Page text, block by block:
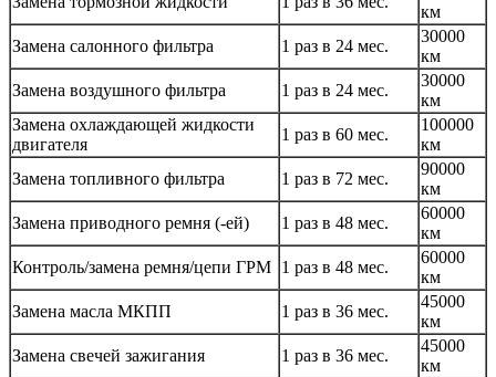
км
Замена салонного фильтра
1 раз в 24 мес.
30000
км
Замена воздушного фильтра
1 раз в 24 мес.
30000
км
Замена охлаждающей жидкости
двигателя
1 раз в 60 мес.
100000
км
Замена топливного фильтра
1 раз в 72 мес.
90000
км
Замена приводного ремня (-ей)
1 раз в 48 мес.
60000
км
Контроль/замена ремня/цепи ГРМ 1 раз в 48 мес.
60000
км
Замена масла МКПП
1 раз в 36 мес.
45000
км
Замена свечей зажигания
1 раз в 36 мес.
45000
км